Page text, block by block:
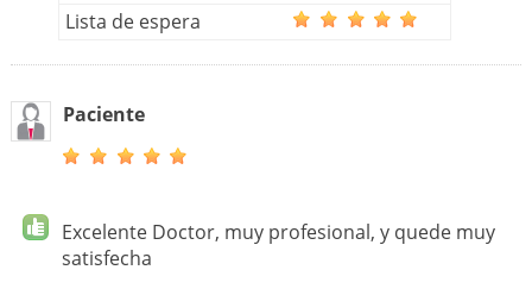
Lista de espera
Paciente
Excelente Doctor, muy profesional, y quede muy
satisfecha